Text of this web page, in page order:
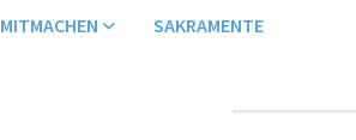
MITMACHEN SAKRAMENTE